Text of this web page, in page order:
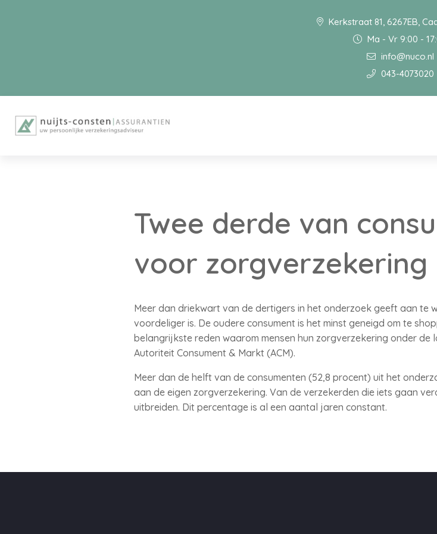
Kerkstraat 81, 6267EB,
Ma - Vr 9:00 -
info@nuco.nl
043-4073020
Twee derde van
voor zorgverzekering
Meer dan driekwart van de dertigers in het onderzoek geeft aan te
voordeliger is. De oudere consument is het minst geneigd om te
belangrijkste reden waarom mensen hun zorgverzekering onder
Autoriteit Consument & Markt (ACM).
Meer dan de helft van de consumenten (52,8 procent) uit het
aan de eigen zorgverzekering. Van de verzekerden die iets gaan
uitbreiden. Dit percentage is al een aantal jaren constant.